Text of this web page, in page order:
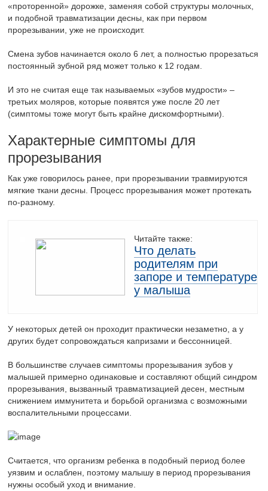
«проторенной» дорожке, заменяя собой структуры молочных,
и подобной травматизации десны, как при первом
прорезывании, уже не происходит.
Смена зубов начинается около 6 лет, а полностью прорезаться
постоянный зубной ряд может только к 12 годам.
И это не считая еще так называемых «зубов мудрости» –
третьих моляров, которые появятся уже после 20 лет
(симптомы тоже могут быть крайне дискомфортными).
Характерные симптомы для
прорезывания
Как уже говорилось ранее, при прорезывании травмируются
мягкие ткани десны. Процесс прорезывания может протекать
по-разному.
Читайте также:
Что делать
родителям при
запоре и температуре
у малыша
У некоторых детей он проходит практически незаметно, а у
других будет сопровождаться капризами и бессонницей.
В большинстве случаев симптомы прорезывания зубов у
малышей примерно одинаковые и составляют общий синдром
прорезывания, вызванный травматизацией десен, местным
снижением иммунитета и борьбой организма с возможными
воспалительными процессами.
Считается, что организм ребенка в подобный период более
уязвим и ослаблен, поэтому малышу в период прорезывания
нужны особый уход и внимание.